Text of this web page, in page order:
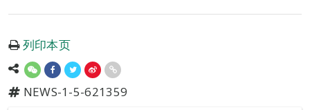
列印本页
NEWS-1-5-621359